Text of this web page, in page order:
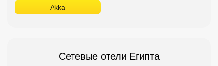
Akka
Сетевые отели Египта